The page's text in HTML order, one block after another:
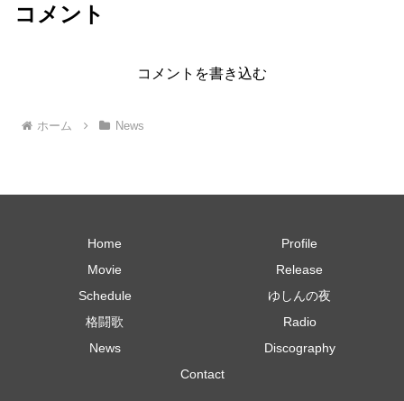
コメント
コメントを書き込む
ホーム News
Home
Profile
Movie
Release
Schedule
ゆしんの夜
格闘歌
Radio
News
Discography
Contact